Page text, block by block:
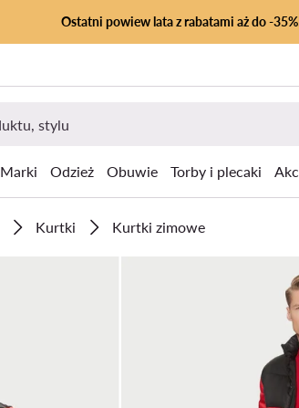
Ostatni powiew lata z rabatami aż do -
Marki Odzież Obuwie Torby i plecaki
Kurtki Kurtki zimowe